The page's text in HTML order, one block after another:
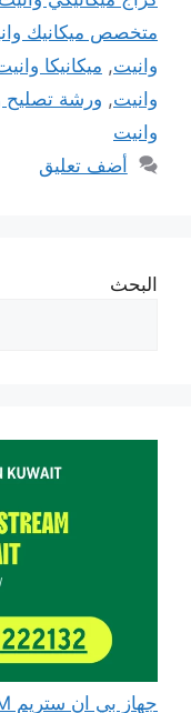
متخصص ميكانيك
وانيت, ميكانيكا
وانيت, ورشة تصليح
وانيت
أضف تعليق
البحث
جهاز بي ان ستريم beIN STREAM الكويت مع اشتراك